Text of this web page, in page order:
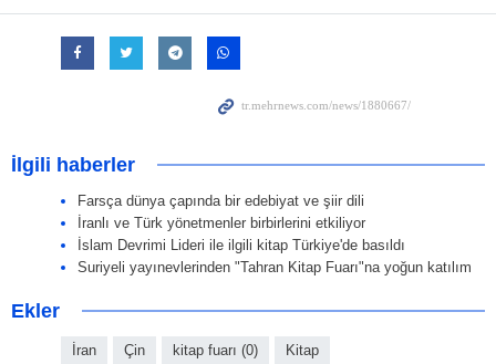
İlgili haberler
Farsça dünya çapında bir edebiyat ve şiir dili
İranlı ve Türk yönetmenler birbirlerini etkiliyor
İslam Devrimi Lideri ile ilgili kitap Türkiye'de basıldı
Suriyeli yayınevlerinden "Tahran Kitap Fuarı"na yoğun katılım
Ekler
İran Çin kitap fuarı (0) Kitap